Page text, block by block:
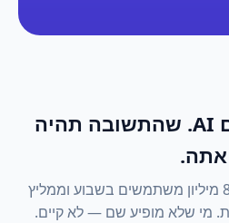
הלקוחות שואלים AI. שהתשובה תהיה
אתה.
2026: ChatGPT עבר 800 מיליון משתמשים בשבוע וממליץ
מי שלא מופיע שם — לא קיים.